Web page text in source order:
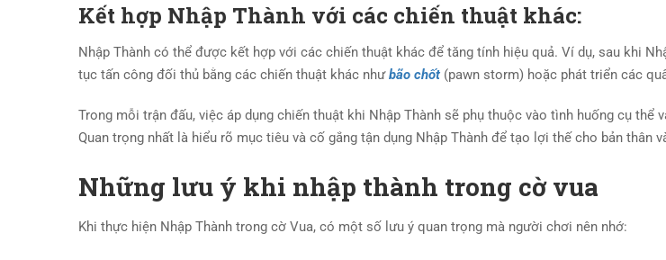
Kết hợp Nhập Thành với các chiến thuật khác:
Nhập Thành có thể được kết hợp với các chiến thuật khác để tăng tính hiệu quả. Ví dụ, sau khi
tục tấn công đối thủ bằng các chiến thuật khác nhưbão chốt (pawn storm) hoặc phát triển các
Trong mỗi trận đấu, việc áp dụng chiến thuật khi Nhập Thành sẽ phụ thuộc vào tình huống cụ thể
Quan trọng nhất là hiểu rõ mục tiêu và cố gắng tận dụng Nhập Thành để tạo lợi thế cho bản thân
Những lưu ý khi nhập thành trong cờ vua
Khi thực hiện Nhập Thành trong cờ Vua, có một số lưu ý quan trọng mà người chơi nên nhớ: